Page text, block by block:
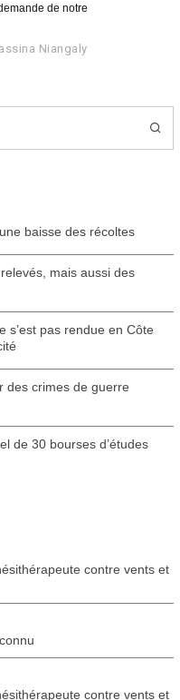
de notre
Niangaly
baisse des récoltes
mais aussi des
s’est pas rendue en Côte
des crimes de guerre
de 30 bourses d’études
contre vents et
contre vents et